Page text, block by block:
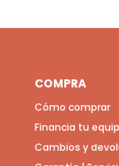
COMPRA
Cómo comprar
Financia tu
Cambios y